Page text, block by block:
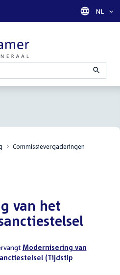
Taal
NL
Commissievergaderingen
van het
Modernisering van
(Tijdstip